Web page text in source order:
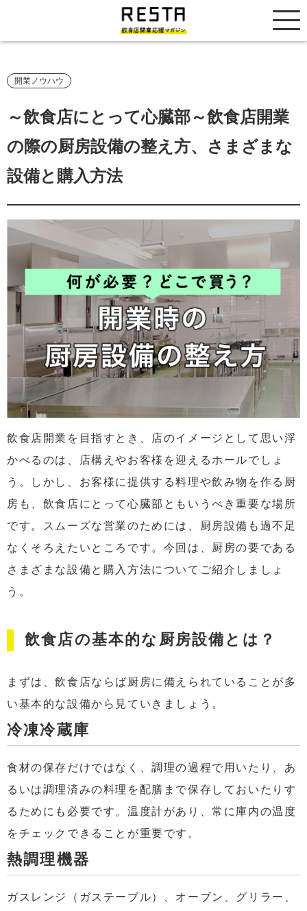
居抜き売却市場
開業ノウハウ
～飲食店にとって心臓部～飲食店開業
の際の厨房設備の整え方、さまざまな
設備と購入方法
飲食店開業を目指すとき、店のイメージとして思い浮
かべるのは、店構えやお客様を迎えるホールでしょ
う。しかし、お客様に提供する料理や飲み物を作る厨
房も、飲食店にとって心臓部ともいうべき重要な場所
です。スムーズな営業のためには、厨房設備も過不足
なくそろえたいところです。今回は、厨房の要である
さまざまな設備と購入方法についてご紹介しましょ
う。
飲食店の基本的な厨房設備とは？
まずは、飲食店ならば厨房に備えられていることが多
い基本的な設備から見ていきましょう。
冷凍冷蔵庫
食材の保存だけではなく、調理の過程で用いたり、あ
るいは調理済みの料理を配膳まで保存しておいたりす
るためにも必要です。温度計があり、常に庫内の温度
をチェックできることが重要です。
熱調理機器
ガスレンジ（ガステーブル）、オーブン、グリラー、